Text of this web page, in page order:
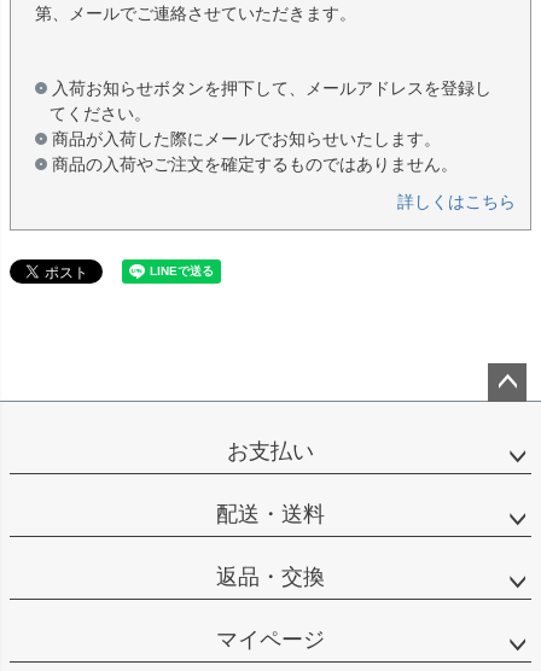
第、メールでご連絡させていただきます。
入荷お知らせボタンを押下して、メールアドレスを登録し
てください。
商品が入荷した際にメールでお知らせいたします。
商品の入荷やご注文を確定するものではありません。
詳しくはこちら
ップ
お支払い
配送・送料
返品・交換
マイページ